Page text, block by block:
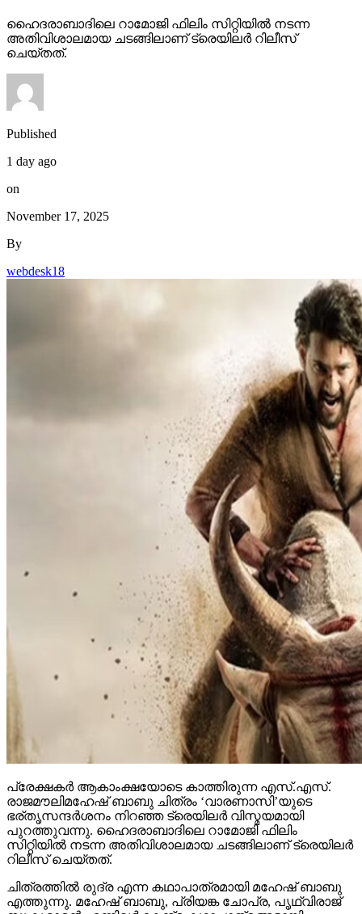
ഹൈദരാബാദിലെ റാമോജി ഫിലിം സിറ്റിയില്‍ നടന്ന
അതിവിശാലമായ ചടങ്ങിലാണ് ട്രെയിലര്‍ റിലീസ്
ചെയ്തത്.
Published
1 day ago
on
November 17, 2025
By
webdesk18
പ്രേക്ഷകര്‍ ആകാംക്ഷയോടെ കാത്തിരുന്ന എസ്.എസ്.
രാജമൗലിമഹേഷ് ബാബു ചിത്രം ‘വാരണാസി’യുടെ
ഭര്തൃസന്ദര്‍ശനം നിറഞ്ഞ ട്രെയിലര്‍ വിസ്മയമായി
പുറത്തുവന്നു. ഹൈദരാബാദിലെ റാമോജി ഫിലിം
സിറ്റിയില്‍ നടന്ന അതിവിശാലമായ ചടങ്ങിലാണ് ട്രെയിലര്‍
റിലീസ് ചെയ്തത്.
ചിത്രത്തില്‍ രുദ്ര എന്ന കഥാപാത്രമായി മഹേഷ് ബാബു
എത്തുന്നു. മഹേഷ് ബാബു, പ്രിയങ്ക ചോപ്ര, പൃഥ്വിരാജ്